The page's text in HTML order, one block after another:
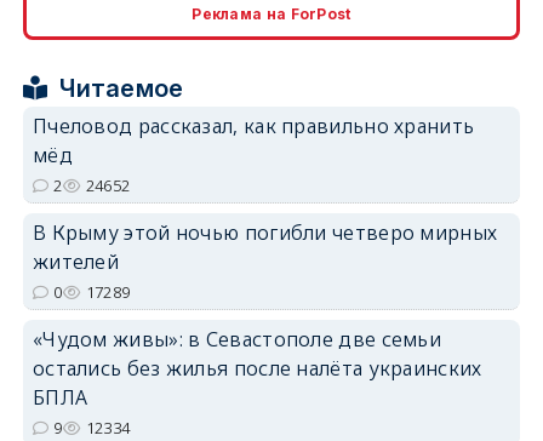
Реклама на ForPost
Читаемое
Пчеловод рассказал, как правильно хранить
мёд
2 24652
В Крыму этой ночью погибли четверо мирных
жителей
0 17289
«Чудом живы»: в Севастополе две семьи
остались без жилья после налёта украинских
БПЛА
9 12334